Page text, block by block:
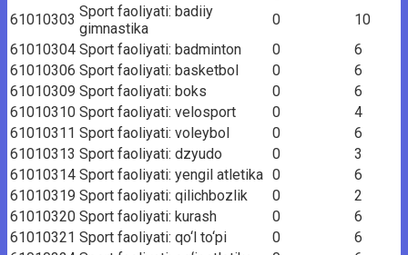
61010303 Sport faoliyati: badiiy
gimnastika
0
10
61010304 Sport faoliyati: badminton 0
6
61010306 Sport faoliyati: basketbol 0
6
61010309 Sport faoliyati: boks 0
6
61010310 Sport faoliyati: velosport 0
4
61010311 Sport faoliyati: voleybol 0
6
61010313 Sport faoliyati: dzyudo 0
3
61010314 Sport faoliyati: yengil atletika 0
6
61010319 Sport faoliyati: qilichbozlik 0
2
61010320 Sport faoliyati: kurash 0
6
61010321 Sport faoliyati: qo‘l to‘pi 0
6